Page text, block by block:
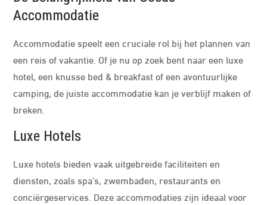
Accommodatie
Accommodatie speelt een cruciale rol bij het plannen van
een reis of vakantie. Of je nu op zoek bent naar een luxe
hotel, een knusse bed & breakfast of een avontuurlijke
camping, de juiste accommodatie kan je verblijf maken of
breken.
Luxe Hotels
Luxe hotels bieden vaak uitgebreide faciliteiten en
diensten, zoals spa’s, zwembaden, restaurants en
conciërgeservices. Deze accommodaties zijn ideaal voor